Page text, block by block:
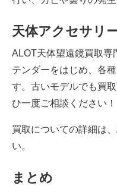
天体アクセサリ
ALOT天体望遠鏡買取専
テンダーをはじめ、各
す。古いモデルでも買
ひ一度ご相談ください！
買取についての詳細は、
い。
まとめ